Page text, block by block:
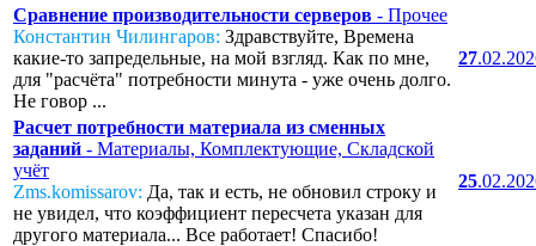
Сравнение производительности серверов - Прочее
Константин Чилингаров: Здравствуйте, Времена
какие-то запредельные, на мой взгляд. Как по мне,
для "расчёта" потребности минута - уже очень долго.
Не говор ...
27
Расчет потребности материала из сменных
заданий - Материалы, Комплектующие, Складской
учёт
Zms.komissarov: Да, так и есть, не обновил строку и
не увидел, что коэффициент пересчета указан для
другого материала... Все работает! Спасибо!
25